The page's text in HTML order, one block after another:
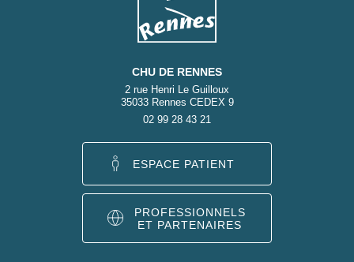
CHU DE RENNES
2 rue Henri Le Guilloux
35033 Rennes CEDEX 9
02 99 28 43 21
ESPACE PATIENT
PROFESSIONNELS
ET PARTENAIRES